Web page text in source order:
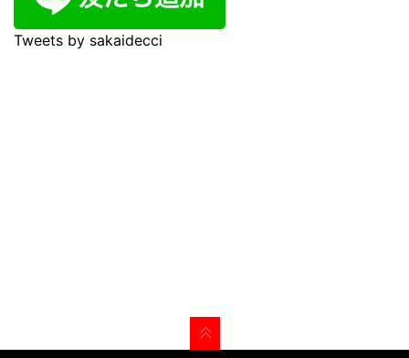
Tweets by sakaidecci